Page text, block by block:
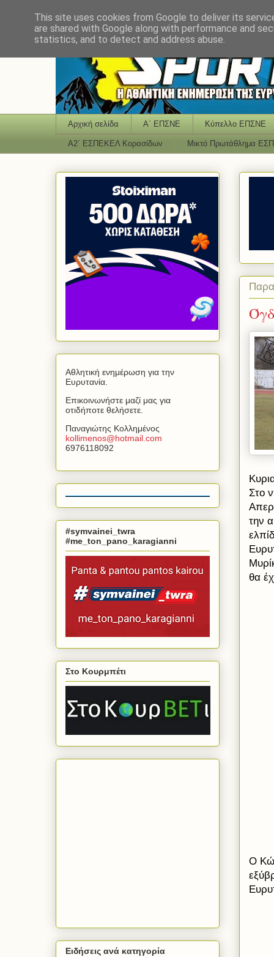
Αρχική σελίδα Α΄ ΕΠΣΝΕ Κύπελλο ΕΠΣΝΕ
Α2΄ ΕΣΠΕΚΕΛ Κορασίδων Μικτό Πρωτάθλημα
Στο
την
θα
Ο
Αθλητική ενημέρωση για την
Ευρυτανία.
Επικοινωνήστε μαζί μας για
οτιδήποτε θελήσετε.
Παναγιώτης Κολλημένος
kollimenos@hotmail com
6976118092
#symvainei_twra
#me_ton_pano_karagianni
Στο Κουρμπέτι
Ειδήσεις ανά κατηγορία
This site uses cookies from Google to deliver its
are shared with Google along with performance and
statistics, and to detect and address abuse.